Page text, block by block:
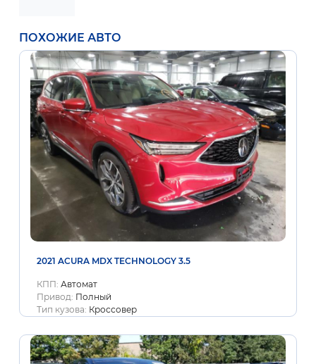
ПОХОЖИЕ АВТО
2021 ACURA MDX TECHNOLOGY 3.5
КПП: Автомат
Привод: Полный
Тип кузова: Кроссовер